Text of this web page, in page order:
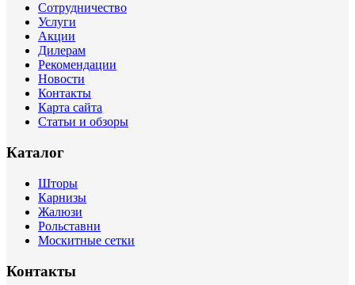
Сотрудничество
Услуги
Акции
Дилерам
Рекомендации
Новости
Контакты
Карта сайта
Статьи и обзоры
Каталог
Шторы
Карнизы
Жалюзи
Рольставни
Москитные сетки
Контакты